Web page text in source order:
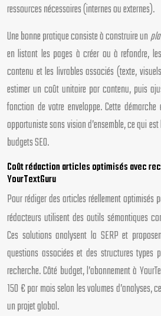
ressources nécessaires (internes ou externes).
Une bonne pratique consiste à construire un
en listant les pages à créer ou à refondre,
contenu et les livrables associés (texte,
estimer un coût unitaire par contenu, puis
fonction de votre enveloppe. Cette
opportuniste sans vision d’ensemble, ce qui
budgets SEO.
Coût rédaction articles optimisés avec
YourTextGuru
Pour rédiger des articles réellement optimisés
rédacteurs utilisent des outils sémantiques
Ces solutions analysent la SERP et
questions associées et des structures types
recherche. Côté budget, l’abonnement à
150 € par mois selon les volumes d’analyses,
un projet global.